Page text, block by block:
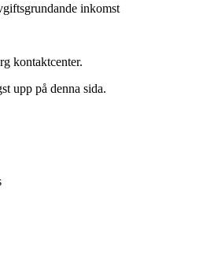
inkomst
kontaktcenter.
upp på denna sida.